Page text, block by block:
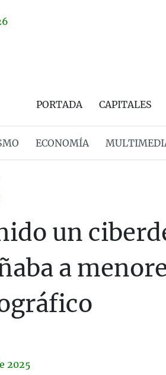
PORTADA CAPITALES
ECONOMÍA
un
a
2025